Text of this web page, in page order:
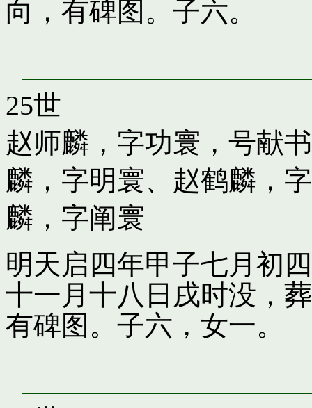
向，有碑图。子六。
25世
赵师麟，字功寰，号献书
麟，字明寰、 赵鹤麟，
麟，字阐寰
明天启四年甲子七月初
十一月十八日戌时没，
有碑图。子六，女一。